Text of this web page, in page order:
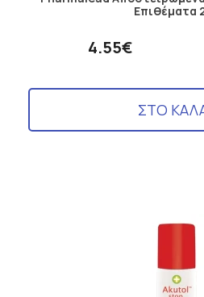
Επιθέματα
4.55€
ΣΤΟ